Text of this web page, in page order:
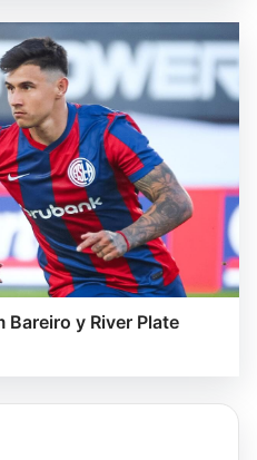
Bareiro y River Plate